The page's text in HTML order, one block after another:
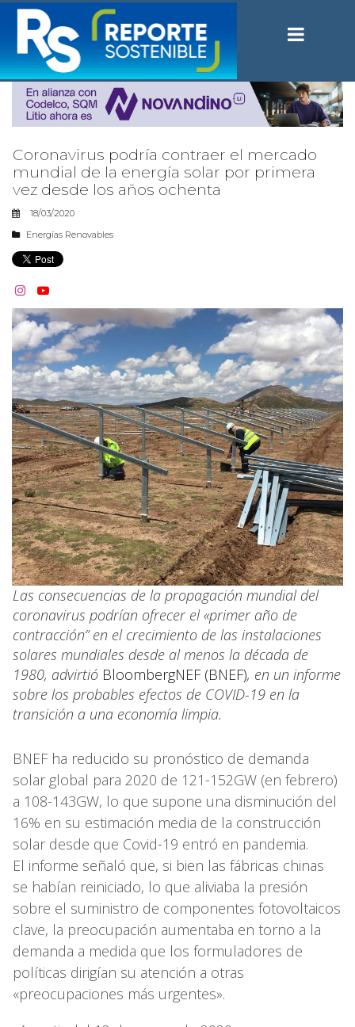
Coronavirus podría contraer el mercado
mundial de la energía solar por primera
vez desde los años ochenta
18/03/2020
Energías Renovables
 
Las consecuencias de la propagación mundial del
coronavirus podrían ofrecer el «primer año de
contracción” en el crecimiento de las instalaciones
solares mundiales desde al menos la década de
1980, advirtió BloombergNEF (BNEF), en un informe
sobre los probables efectos de COVID-19 en la
transición a una economía limpia.
BNEF ha reducido su pronóstico de demanda
solar global para 2020 de 121-152GW (en febrero)
a 108-143GW, lo que supone una disminución del
16% en su estimación media de la construcción
solar desde que Covid-19 entró en pandemia.
El informe señaló que, si bien las fábricas chinas
se habían reiniciado, lo que aliviaba la presión
sobre el suministro de componentes fotovoltaicos
clave, la preocupación aumentaba en torno a la
demanda a medida que los formuladores de
políticas dirigían su atención a otras
«preocupaciones más urgentes».